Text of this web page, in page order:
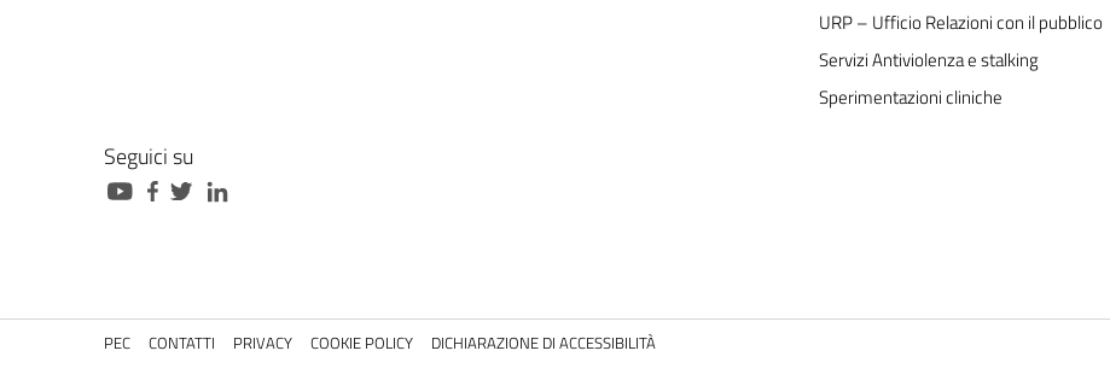
Seguici su
URP – Ufficio Relazioni con il pubblico
Servizi Antiviolenza e stalking
Sperimentazioni cliniche
PEC CONTATTI PRIVACY COOKIE POLICY DICHIARAZIONE DI ACCESSIBILITÀ